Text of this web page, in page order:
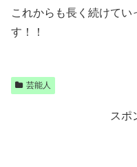
これからも長く続けてい
す！！
芸能人
スポ